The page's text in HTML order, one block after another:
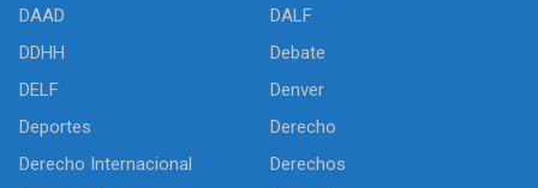
DAAD
DALF
DDHH
Debate
DELF
Denver
Deportes
Derecho
Derecho Internacional
Derechos